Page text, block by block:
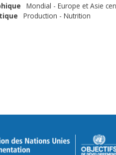
Mondial - Europe et Asie
Production - Nutrition